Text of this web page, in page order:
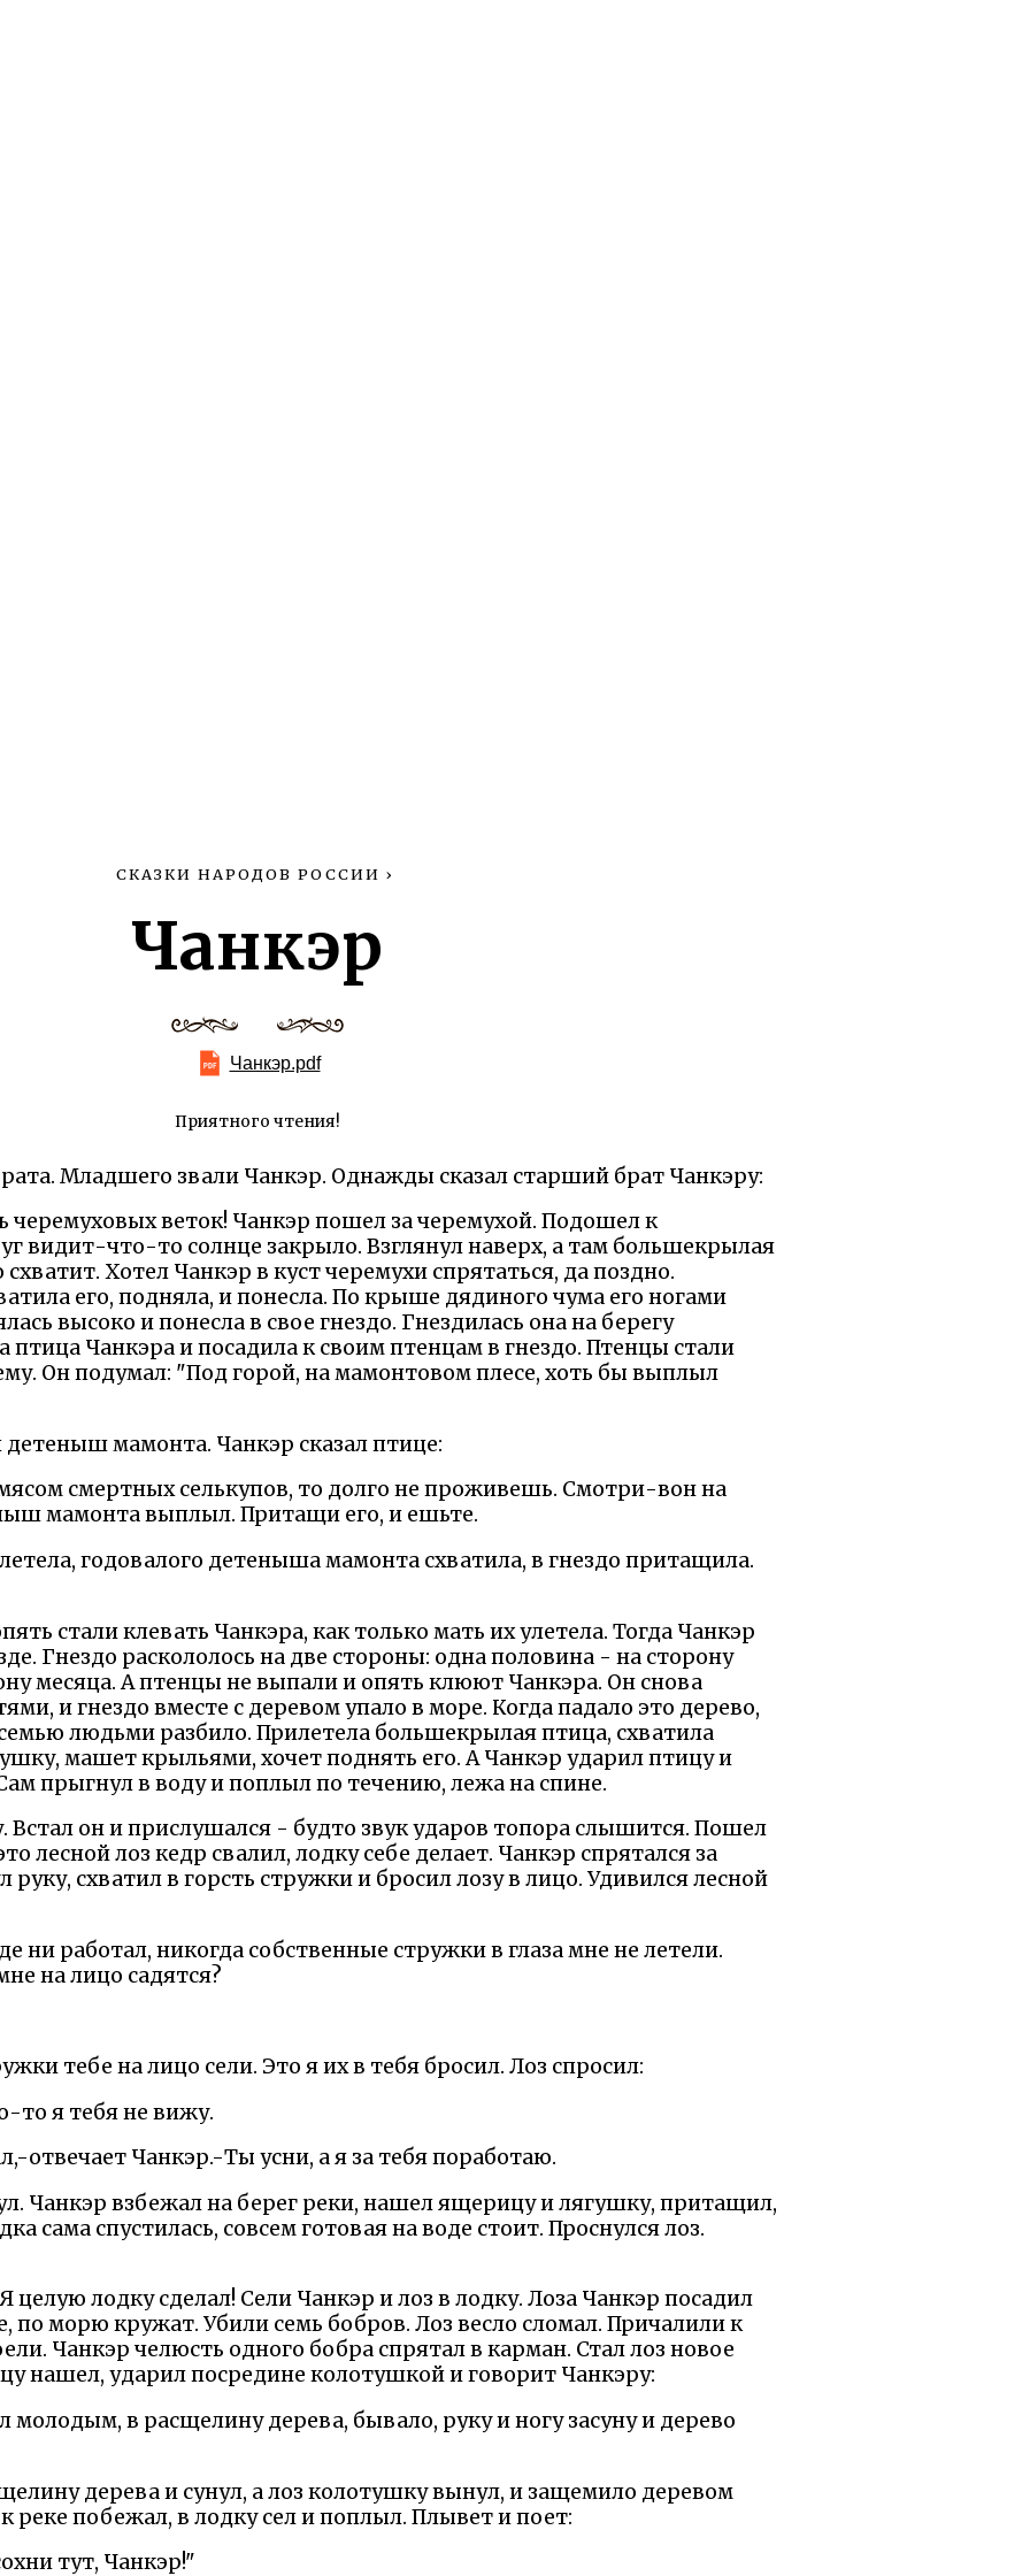
СКАЗКИ НАРОДОВ РОССИИ ›
Чанкэр
Чанкэр.pdf
Приятного чтения!
Младшего звали Чанкэр. Однажды сказал старший брат Чанкэру:
веток! Чанкэр пошел за черемухой. Подошел к
видит-что-то солнце закрыло. Взглянул наверх, а там большекрылая
Хотел Чанкэр в куст черемухи спрятаться, да поздно.
его, подняла, и понесла. По крыше дядиного чума его ногами
высоко и понесла в свое гнездо. Гнездилась она на берегу
птица Чанкэра и посадила к своим птенцам в гнездо. Птенцы стали
Он подумал: "Под горой, на мамонтовом плесе, хоть бы выплыл
мамонта. Чанкэр сказал птице:
смертных селькупов, то долго не проживешь. Смотри-вон на
мамонта выплыл. Притащи его, и ешьте.
годовалого детеныша мамонта схватила, в гнездо притащила.
стали клевать Чанкэра, как только мать их улетела. Тогда Чанкэр
Гнездо раскололось на две стороны: одна половина - на сторону
месяца. А птенцы не выпали и опять клюют Чанкэра. Он снова
и гнездо вместе с деревом упало в море. Когда падало это дерево,
людьми разбило. Прилетела большекрылая птица, схватила
машет крыльями, хочет поднять его. А Чанкэр ударил птицу и
прыгнул в воду и поплыл по течению, лежа на спине.
Встал он и прислушался - будто звук ударов топора слышится. Пошел
лесной лоз кедр свалил, лодку себе делает. Чанкэр спрятался за
схватил в горсть стружки и бросил лозу в лицо. Удивился лесной
ни работал, никогда собственные стружки в глаза мне не летели.
на лицо садятся?
тебе на лицо сели. Это я их в тебя бросил. Лоз спросил:
то я тебя не вижу.
отвечает Чанкэр.-Ты усни, а я за тебя поработаю.
Чанкэр взбежал на берег реки, нашел ящерицу и лягушку, притащил,
сама спустилась, совсем готовая на воде стоит. Проснулся лоз.
целую лодку сделал! Сели Чанкэр и лоз в лодку. Лоза Чанкэр посадил
по морю кружат. Убили семь бобров. Лоз весло сломал. Причалили к
Чанкэр челюсть одного бобра спрятал в карман. Стал лоз новое
нашел, ударил посредине колотушкой и говорит Чанкэру:
молодым, в расщелину дерева, бывало, руку и ногу засуну и дерево
дерева и сунул, а лоз колотушку вынул, и защемило деревом
реке побежал, в лодку сел и поплыл. Плывет и поет:
тут, Чанкэр!"